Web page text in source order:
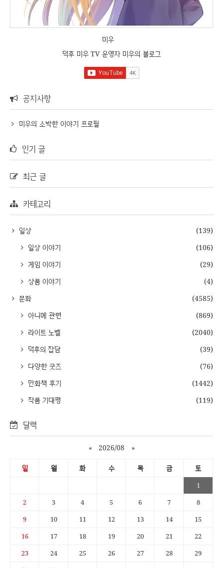
미우
덕후 미우 TV 운영자 미우의 블로그
공지사항
미우의 소박한 이야기 프로필
인기 글
최근 글
카테고리
일상
(139)
일상 이야기
(106)
게임 이야기
(29)
상품 이야기
(4)
문화
(4585)
아니메 관련
(869)
라이트 노벨
(2040)
덕후의 잡담
(39)
다양한 굿즈
(76)
만화책 후기
(1442)
작품 기대평
(119)
달력
« 2026/08 »
일 월 화 수 목 금 토
1
2
3 4 5 6 7
8
9
10 11 12 13 14
15
16
17 18 19 20 21
22
23
24 25 26 27 28
29